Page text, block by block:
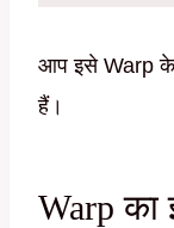
आप इसे Warp के
हैं।
Warp का